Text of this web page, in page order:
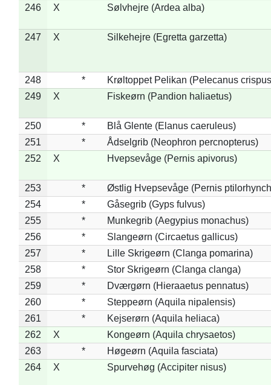
246
X Sølvhejre (Ardea alba)
247 X Silkehejre (Egretta garzetta)
248 *
Krøltoppet Pelikan (Pelecanus
249
X Fiskeørn (Pandion haliaetus)
250 *
Blå Glente (Elanus caeruleus)
251
*
Ådselgrib (Neophron percnopterus)
252
X Hvepsevåge (Pernis apivorus)
253 *
Østlig Hvepsevåge (Pernis
254
*
Gåsegrib (Gyps fulvus)
255
*
Munkegrib (Aegypius monachus)
256
*
Slangeørn (Circaetus gallicus)
257
*
Lille Skrigeørn (Clanga pomarina)
258
*
Stor Skrigeørn (Clanga clanga)
259
*
Dværgørn (Hieraaetus pennatus)
260
*
Steppeørn (Aquila nipalensis)
261
*
Kejserørn (Aquila heliaca)
262
X
Kongeørn (Aquila chrysaetos)
263
*
Høgeørn (Aquila fasciata)
264
X Spurvehøg (Accipiter nisus)